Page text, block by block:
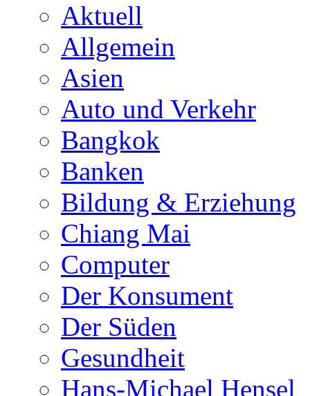
Aktuell
Allgemein
Asien
Auto und Verkehr
Bangkok
Banken
Bildung & Erziehung
Chiang Mai
Computer
Der Konsument
Der Süden
Gesundheit
Hans-Michael Hensel